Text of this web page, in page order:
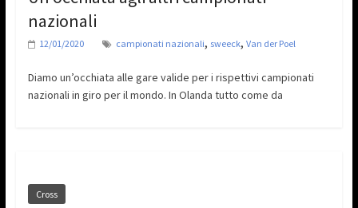
nazionali
12/01/2020 campionati nazionali, sweeck, Van der Poel
Diamo un’occhiata alle gare valide per i rispettivi campionati
nazionali in giro per il mondo. In Olanda tutto come da
Cross